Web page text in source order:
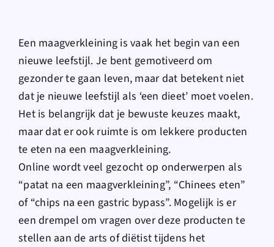
Een maagverkleining is vaak het begin van een
nieuwe leefstijl. Je bent gemotiveerd om
gezonder te gaan leven, maar dat betekent niet
dat je nieuwe leefstijl als ‘een dieet’ moet voelen.
Het is belangrijk dat je bewuste keuzes maakt,
maar dat er ook ruimte is om lekkere producten
te eten na een maagverkleining.
Online wordt veel gezocht op onderwerpen als
“patat na een maagverkleining”, “Chinees eten”
of “chips na een gastric bypass”. Mogelijk is er
een drempel om vragen over deze producten te
stellen aan de arts of diëtist tijdens het